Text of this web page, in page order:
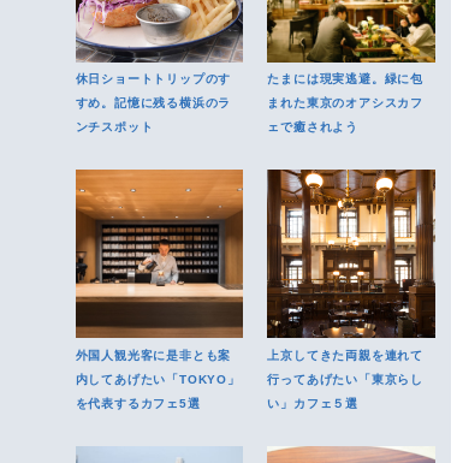
休日ショートトリップのす
すめ。記憶に残る横浜のラ
ンチスポット
たまには現実逃避。緑に包
まれた東京のオアシスカフ
ェで癒されよう
外国人観光客に是非とも案
内してあげたい「TOKYO」
を代表するカフェ5選
上京してきた両親を連れて
行ってあげたい「東京らし
い」カフェ５選